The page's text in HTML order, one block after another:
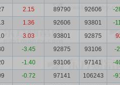
2.15 89790 92606
-
1.36 92606 93801
-
3.03 93801 92875
-3.45 92875 93106
-
-1.40 93106 97141
-
-0.72 97141 106243
-